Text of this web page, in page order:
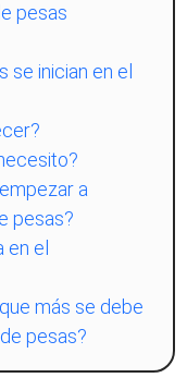
pesas
se inician en el
a
pesas?
el
más se debe
pesas?